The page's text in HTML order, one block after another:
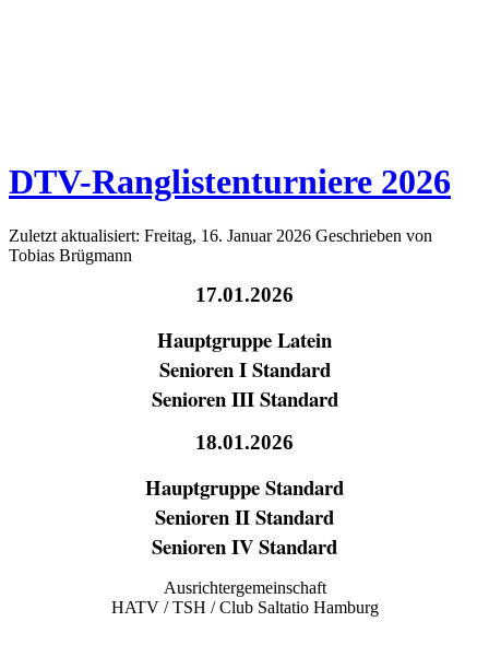
DTV-Ranglistenturniere 2026
Zuletzt aktualisiert: Freitag, 16. Januar 2026 Geschrieben von
Tobias Brügmann
17.01.2026
Hauptgruppe Latein
Senioren I Standard
Senioren III Standard
18.01.2026
Hauptgruppe Standard
Senioren II Standard
Senioren IV Standard
Ausrichtergemeinschaft
HATV / TSH / Club Saltatio Hamburg